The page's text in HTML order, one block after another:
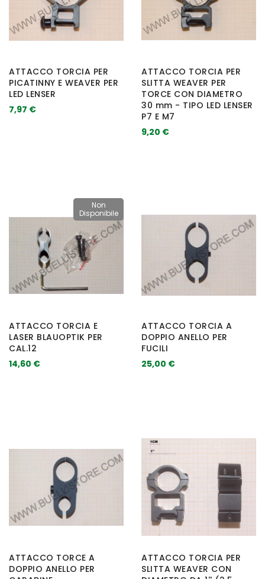
ATTACCO TORCIA PER
PICATINNY E WEAVER PER
LED LENSER
7,97 €
ATTACCO TORCIA PER
SLITTA WEAVER PER
TORCE CON DIAMETRO
30 mm - TIPO LED LENSER
P7 E M7
9,20 €
Non
Disponibile
ATTACCO TORCIA E
LASER BLAUOPTIK PER
CAL.12
14,60 €
ATTACCO TORCIA A
DOPPIO ANELLO PER
FUCILI
25,00 €
ATTACCO TORCE A
DOPPIO ANELLO PER
ATTACCO TORCIA PER
SLITTA WEAVER CON